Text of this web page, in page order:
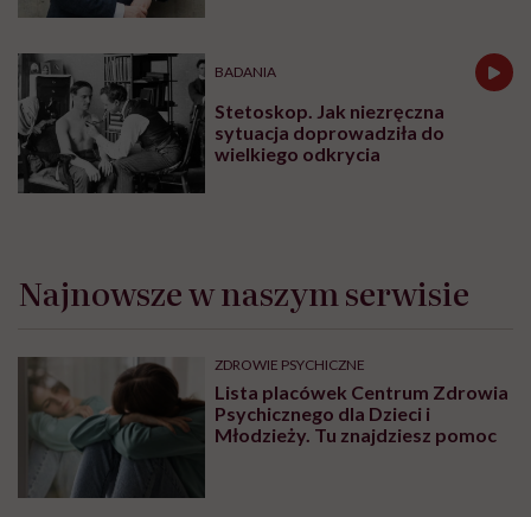
BADANIA
Stetoskop. Jak niezręczna
sytuacja doprowadziła do
wielkiego odkrycia
Najnowsze w naszym serwisie
ZDROWIE PSYCHICZNE
Lista placówek Centrum Zdrowia
Psychicznego dla Dzieci i
Młodzieży. Tu znajdziesz pomoc